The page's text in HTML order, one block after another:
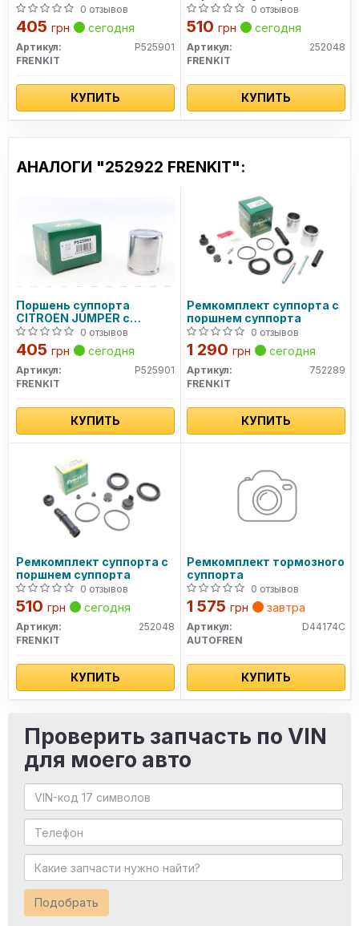
бортовой платформой/
ходовая часть 06-
н.в.,JUMPER автобус 10-
н.в
0 отзывов
405 грн сегодня
Артикул:
P525901
FRENKIT
КУПИТЬ
0 отзывов
510 грн сегодня
Артикул:
252048
FRENKIT
КУПИТЬ
АНАЛОГИ "252922 FRENKIT":
Поршень суппорта
CITROEN JUMPER c
бортовой платформой/
ходовая часть 06-
н.в.,JUMPER автобус 10-
н.в
0 отзывов
405 грн сегодня
Артикул:
P525901
FRENKIT
КУПИТЬ
Ремкомплект суппорта с
поршнем суппорта
0 отзывов
1 290 грн сегодня
Артикул:
752289
FRENKIT
КУПИТЬ
Ремкомплект суппорта с
поршнем суппорта
0 отзывов
510 грн сегодня
Артикул:
252048
FRENKIT
КУПИТЬ
Ремкомплект тормозного
суппорта
0 отзывов
1 575 грн завтра
Артикул:
D44174C
AUTOFREN
КУПИТЬ
Проверить запчасть по VIN
для моего авто
Подобрать